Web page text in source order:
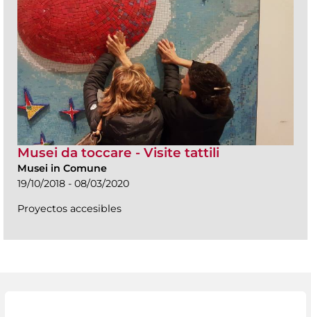
Musei da toccare - Visite tattili
Musei in Comune
19/10/2018 - 08/03/2020
Proyectos accesibles